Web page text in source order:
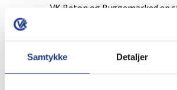
Samtykke Detaljer
VK Beton og Byggemarked en
respekteret leverandør af
betontekniske og de